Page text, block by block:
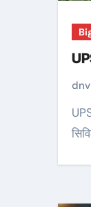
UPSC ने कोविड की वजह से PT परीक्षा स्थगित कर दी है